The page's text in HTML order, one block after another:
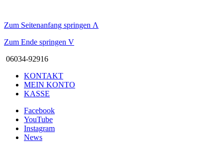
Zum Seitenanfang springen Λ
Zum Ende springen V
06034-92916
KONTAKT
MEIN KONTO
KASSE
Facebook
YouTube
Instagram
News